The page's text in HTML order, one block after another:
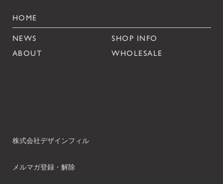
HOME
NEWS
SHOP INFO
ABOUT
WHOLESALE
株式会社デザインフィル
メルマガ登録・解除